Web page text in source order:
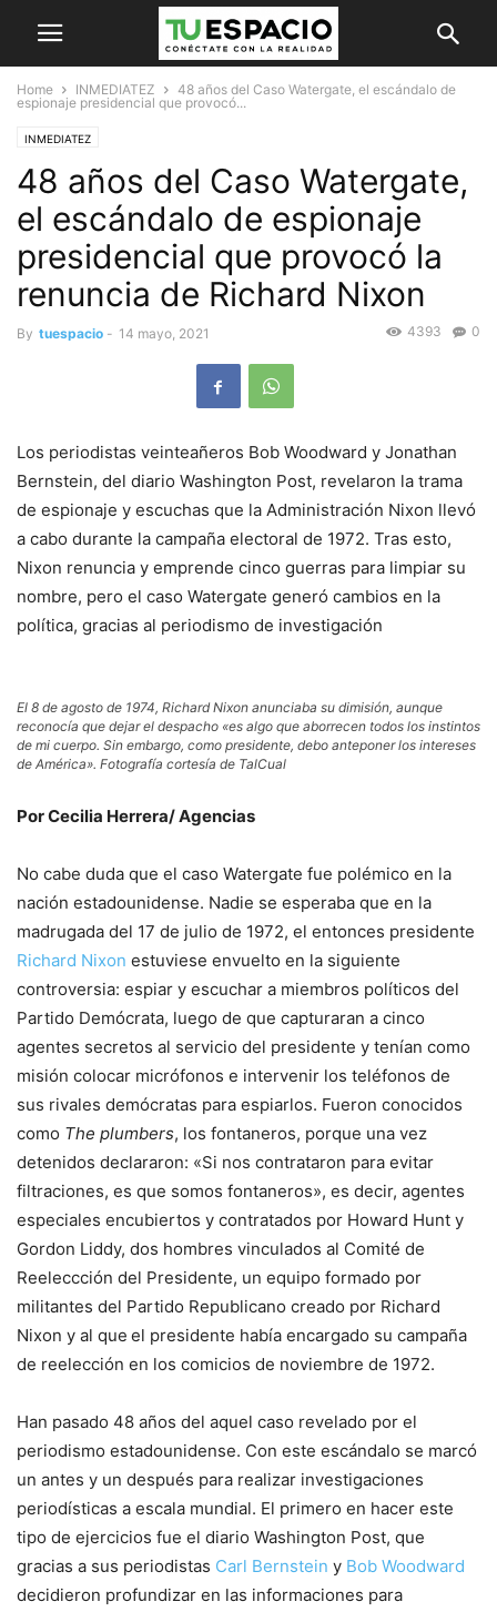
Home INMEDIATEZ
48 años del Caso Watergate, el escándalo de
espionaje presidencial que provocó...
INMEDIATEZ
48 años del Caso Watergate,
el escándalo de espionaje
presidencial que provocó la
renuncia de Richard Nixon
By tuespacio - 14 mayo, 2021 0
4393
Los periodistas veinteañeros Bob Woodward y Jonathan
Bernstein, del diario Washington Post, revelaron la trama
de espionaje y escuchas que la Administración Nixon llevó
a cabo durante la campaña electoral de 1972. Tras esto,
Nixon renuncia y emprende cinco guerras para limpiar su
nombre, pero el caso Watergate generó cambios en la
política, gracias al periodismo de investigación
El 8 de agosto de 1974, Richard Nixon anunciaba su dimisión, aunque
reconocía que dejar el despacho «es algo que aborrecen todos los instintos
de mi cuerpo. Sin embargo, como presidente, debo anteponer los intereses
de América». Fotografía cortesía de TalCual
Por Cecilia Herrera/ Agencias
No cabe duda que el caso Watergate fue polémico en la
nación estadounidense. Nadie se esperaba que en la
madrugada del 17 de julio de 1972, el entonces presidente
Richard Nixon estuviese envuelto en la siguiente
controversia: espiar y escuchar a miembros políticos del
Partido Demócrata, luego de que capturaran a cinco
agentes secretos al servicio del presidente y tenían como
misión colocar micrófonos e intervenir los teléfonos de
sus rivales demócratas para espiarlos. Fueron conocidos
como The plumbers, los fontaneros, porque una vez
detenidos declararon: «Si nos contrataron para evitar
filtraciones, es que somos fontaneros», es decir, agentes
especiales encubiertos y contratados por Howard Hunt y
Gordon Liddy, dos hombres vinculados al Comité de
Reeleccción del Presidente, un equipo formado por
militantes del Partido Republicano creado por Richard
Nixon y al que el presidente había encargado su campaña
de reelección en los comicios de noviembre de 1972.
Han pasado 48 años del aquel caso revelado por el
periodismo estadounidense. Con este escándalo se marcó
un antes y un después para realizar investigaciones
periodísticas a escala mundial. El primero en hacer este
tipo de ejercicios fue el diario Washington Post, que
gracias a sus periodistas Carl Bernstein y Bob Woodward
decidieron profundizar en las informaciones para